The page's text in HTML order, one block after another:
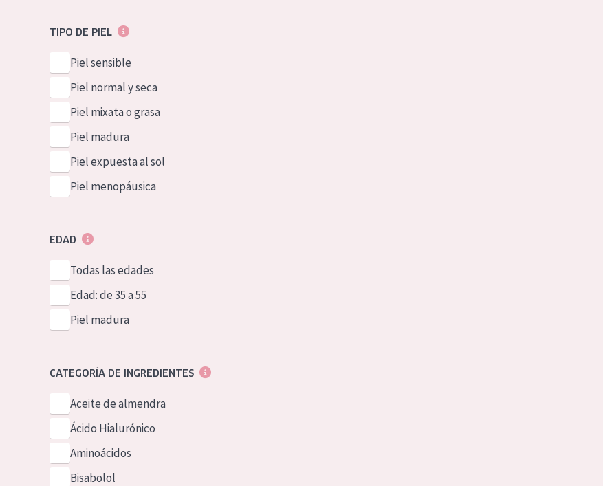
TIPO DE PIEL
Piel sensible
Piel normal y seca
Piel mixata o grasa
Piel madura
Piel expuesta al sol
Piel menopáusica
EDAD
Todas las edades
Edad: de 35 a 55
Piel madura
CATEGORÍA DE INGREDIENTES
Aceite de almendra
Ácido Hialurónico
Aminoácidos
Bisabolol